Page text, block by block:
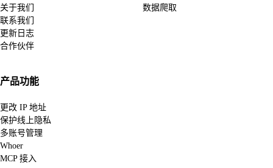
关于我们
联系我们
更新日志
合作伙伴
数据爬取
产品功能
更改 IP 地址
保护线上隐私
多账号管理
Whoer
MCP 接入